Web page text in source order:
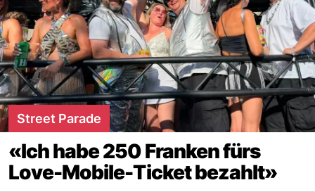
Street Parade
«Ich habe 250 Franken fürs
Love-Mobile-Ticket bezahlt»